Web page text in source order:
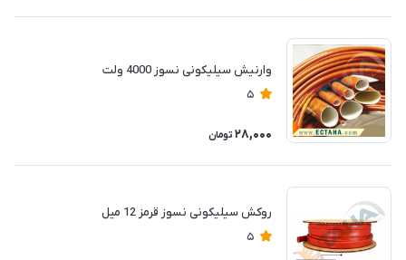
وارنیش سیلیکونی نسوز 4000 ولت
5
28,000 تومان
روکش سیلیکونی نسوز قرمز 12 میل
5